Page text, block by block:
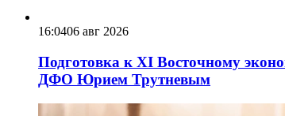
16:0406 авг 2026
Подготовка к XI Восточному
ДФО Юрием Трутневым